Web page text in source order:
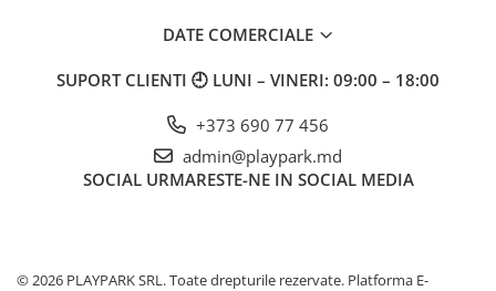
DATE COMERCIALE
SUPORT CLIENTI 🕘 LUNI – VINERI: 09:00 – 18:00
+373 690 77 456
admin@playpark.md
SOCIAL URMARESTE-NE IN SOCIAL MEDIA
© 2026 PLAYPARK SRL. Toate drepturile rezervate. Platforma E-